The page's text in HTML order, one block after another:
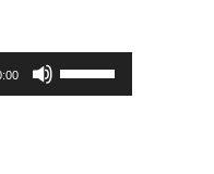
Utiliza
las